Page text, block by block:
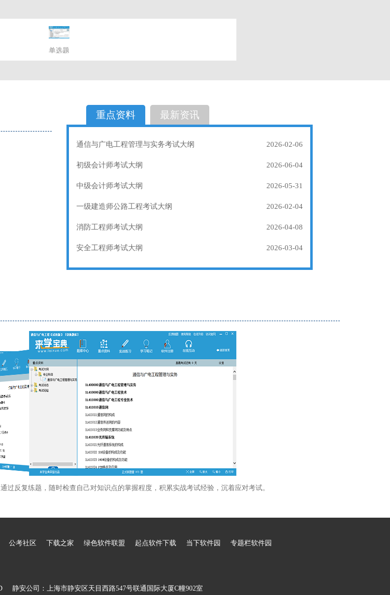
单选题
选择题
重点资料 最新资讯
通信与广电工程管理与实务考试大纲 2026-02-06
初级会计师考试大纲 2026-06-04
中级会计师考试大纲 2026-05-31
一级建造师公路工程考试大纲 2026-02-04
消防工程师考试大纲 2026-04-08
安全工程师考试大纲 2026-03-04
过反复练题，随时检查自己对知识点的掌握程度，积累实战考试经验，沉着应对考试。
公考社区 下载之家 绿色软件联盟 起点软件下载 当下软件园 专题栏软件园
静安公司：上海市静安区天目西路547号联通国际大厦C幢902室